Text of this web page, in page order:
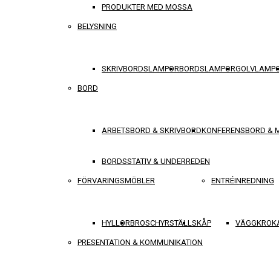
PRODUKTER MED MOSSA
BELYSNING
SKRIVBORDSLAMPORBORDSLAMPOR
BORD
ARBETSBORD & SKRIVBORDKONFERENSBORD &
BORDSSTATIV & UNDERREDEN
FÖRVARINGSMÖBLER
HYLLORBROSCHYRSTÄLLSKÅP
ENTRÉINREDNING
PRESENTATION & KOMMUNIKATION